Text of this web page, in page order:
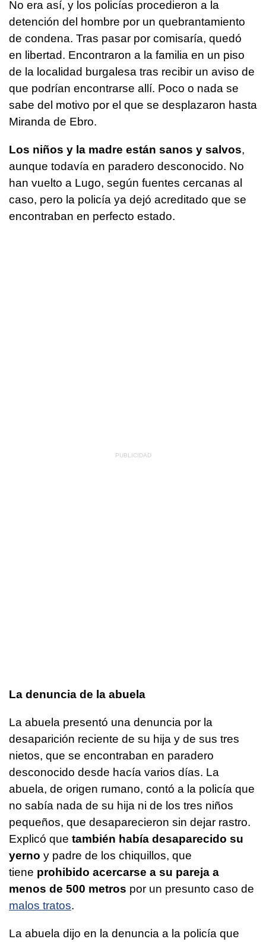
No era así, y los policías procedieron a la
detención del hombre por un quebrantamiento
de condena. Tras pasar por comisaría, quedó
en libertad. Encontraron a la familia en un piso
de la localidad burgalesa tras recibir un aviso de
que podrían encontrarse allí. Poco o nada se
sabe del motivo por el que se desplazaron hasta
Miranda de Ebro.
Los niños y la madre están sanos y salvos,
aunque todavía en paradero desconocido. No
han vuelto a Lugo, según fuentes cercanas al
caso, pero la policía ya dejó acreditado que se
encontraban en perfecto estado.
La denuncia de la abuela
La abuela presentó una denuncia por la
desaparición reciente de su hija y de sus tres
nietos, que se encontraban en paradero
desconocido desde hacía varios días. La
abuela, de origen rumano, contó a la policía que
no sabía nada de su hija ni de los tres niños
pequeños, que desaparecieron sin dejar rastro.
Explicó que también había desaparecido su
yerno y padre de los chiquillos, que
tiene prohibido acercarse a su pareja a
menos de 500 metros por un presunto caso de
malos tratos.
La abuela dijo en la denuncia a la policía que